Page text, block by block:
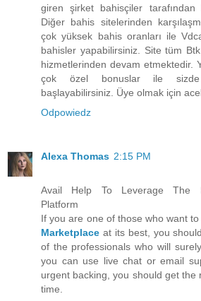
giren şirket bahisçiler tarafından
Diğer bahis sitelerinden
çok yüksek bahis oranları ile
bahisler yapabilirsiniz. Site tüm
hizmetlerinden devam etmektedir.
çok özel bonuslar ile sizde
başlayabilirsiniz. Üye olmak için
Odpowiedz
Alexa Thomas 2:15 PM
Avail Help To Leverage The
Platform
If you are one of those who want
Marketplace at its best, you
of the professionals who will
you can use live chat or email
urgent backing, you should get the
time.